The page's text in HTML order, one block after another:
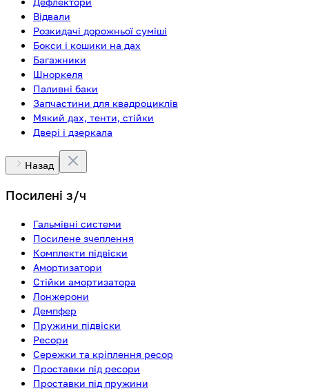
Відвали
Розкидачі дорожньої суміші
Бокси і кошики на дах
Багажники
Шноркеля
Паливні баки
Запчастини для квадроциклів
Мякий дах, тенти, стійки
Двері і дзеркала
Назад
Посилені з/ч
Гальмівні системи
Посилене зчеплення
Комплекти підвіски
Амортизатори
Стійки амортизатора
Лонжерони
Демпфер
Пружини підвіски
Ресори
Сережки та кріплення ресор
Проставки під ресори
Проставки під пружини